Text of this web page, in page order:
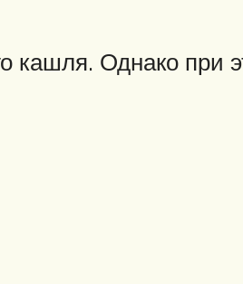
кашля. Однако при